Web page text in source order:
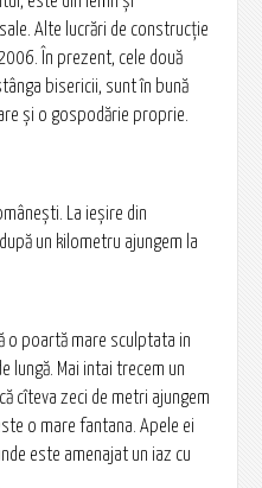
Alte lucrări de construcţie
În prezent, cele două
bisericii, sunt în bună
şi o gospodărie proprie.
La ieșire din
un kilometru ajungem la
o poartă mare sculptata in
lungă. Mai intai trecem un
cîteva zeci de metri ajungem
o mare fantana. Apele ei
este amenajat un iaz cu